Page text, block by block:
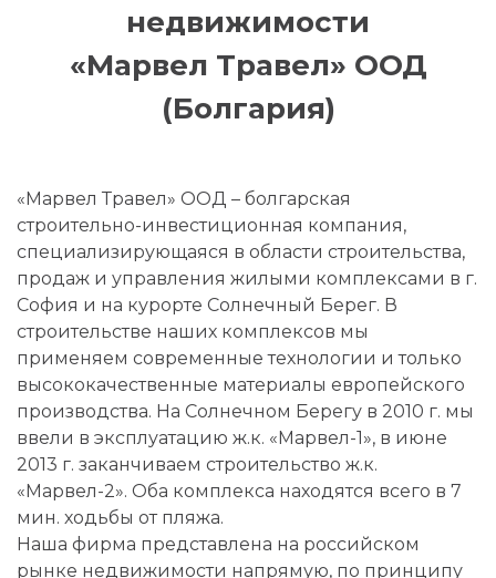
недвижимости
«Марвел Травел» ООД
(Болгария)
«Марвел Травел» ООД – болгарская
строительно-инвестиционная компания,
специализирующаяся в области строительства,
продаж и управления жилыми комплексами в г.
София и на курорте Солнечный Берег. В
строительстве наших комплексов мы
применяем современные технологии и только
высококачественные материалы европейского
производства. На Солнечном Берегу в 2010 г. мы
ввели в эксплуатацию ж.к. «Марвел-1», в июне
2013 г. заканчиваем строительство ж.к.
«Марвел-2». Оба комплекса находятся всего в 7
мин. ходьбы от пляжа.
Наша фирма представлена на российском
рынке недвижимости напрямую, по принципу